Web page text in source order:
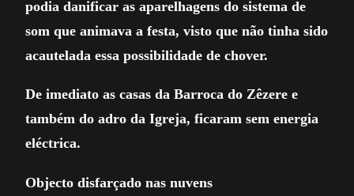
podia danificar as aparelhagens do sistema de
som que animava a festa, visto que não tinha sido
acautelada essa possibilidade de chover.
De imediato as casas da Barroca do Zêzere e
também do adro da Igreja, ficaram sem energia
eléctrica.
Objecto disfarçado nas nuvens